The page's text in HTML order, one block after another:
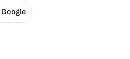
Google